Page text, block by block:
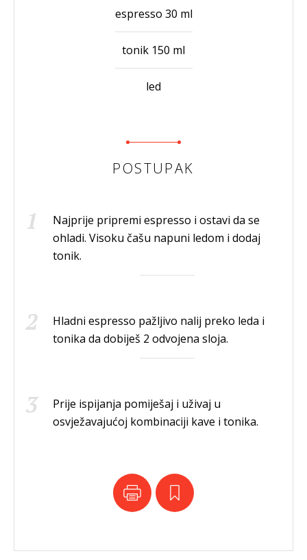
espresso 30 ml
tonik 150 ml
led
POSTUPAK
Najprije pripremi espresso i ostavi da se
ohladi. Visoku čašu napuni ledom i dodaj
tonik.
Hladni espresso pažljivo nalij preko leda i
tonika da dobiješ 2 odvojena sloja.
Prije ispijanja pomiješaj i uživaj u
osvježavajućoj kombinaciji kave i tonika.